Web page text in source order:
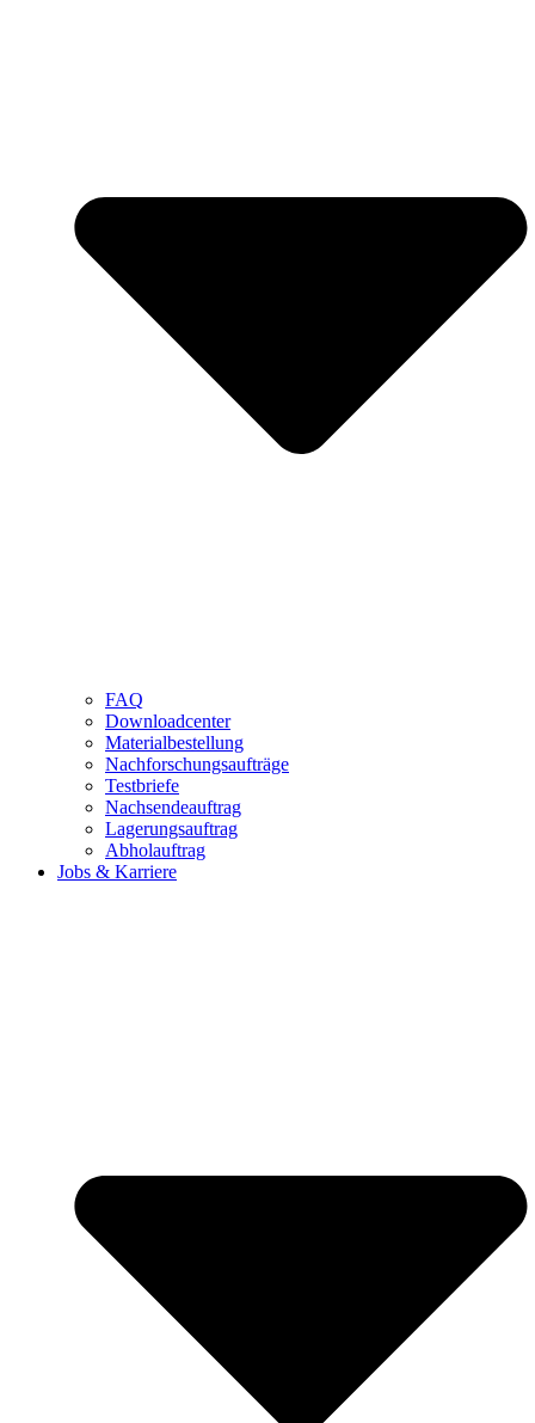
FAQ
Downloadcenter
Materialbestellung
Nachforschungsaufträge
Testbriefe
Nachsendeauftrag
Lagerungsauftrag
Abholauftrag
Jobs & Karriere